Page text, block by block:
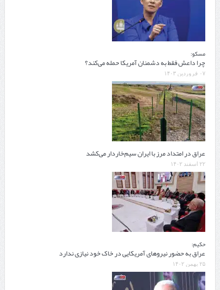
مسکو:
چرا داعش فقط به دشمنان آمریکا حمله می‌کند؟
۰۷ فروردین ۱۴۰۳
عراق در امتداد مرز با ایران سیم‌خاردار می‌کشد
۲۲ اسفند ۱۴۰۲
حکیم:
عراق به حضور نیروهای آمریکایی در خاک خود نیازی ندارد
۲۵ بهمن ۱۴۰۲